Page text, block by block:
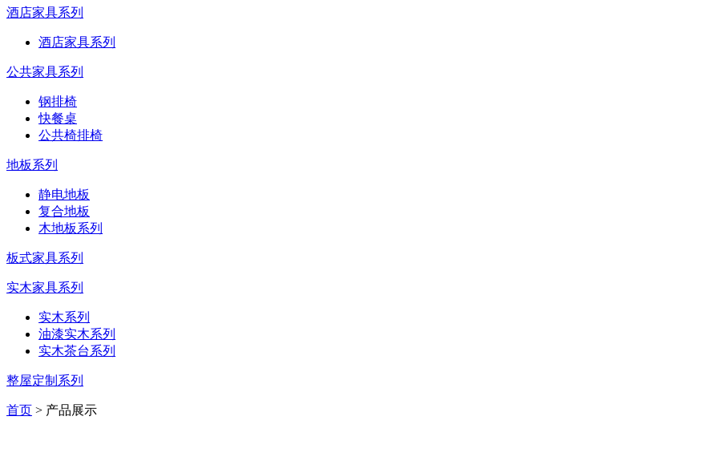
酒店家具系列
酒店家具系列
公共家具系列
钢排椅
快餐桌
公共椅排椅
地板系列
静电地板
复合地板
木地板系列
板式家具系列
实木家具系列
实木系列
油漆实木系列
实木茶台系列
整屋定制系列
首页 > 产品展示